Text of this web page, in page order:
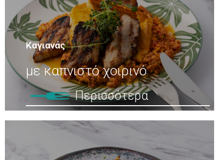
Καγιανάς
με καπνιστό χοιρινό
Περισσότερα